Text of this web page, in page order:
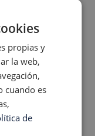
son el
catastrófico
en V
😌
rigidez
propias y
la web,
cuando es
de